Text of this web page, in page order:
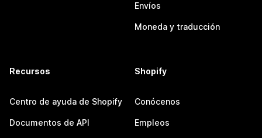
Envíos
Moneda y traducción
Recursos
Centro de ayuda de Shopify
Documentos de API
Shopify
Conócenos
Empleos